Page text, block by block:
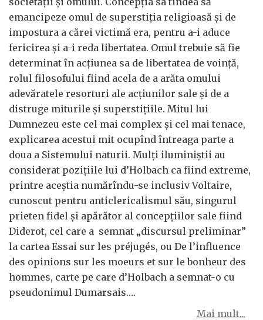
emancipeze omul de superstiția religioasă și de
impostura a cărei victimă era, pentru a-i aduce
fericirea și a-i reda libertatea. Omul trebuie să fie
determinat în acțiunea sa de libertatea de voință,
rolul filosofului fiind acela de a arăta omului
adevăratele resorturi ale acțiunilor sale și de a
distruge miturile și superstițiile. Mitul lui
Dumnezeu este cel mai complex și cel mai tenace,
explicarea acestui mit ocupînd întreaga parte a
doua a Sistemului naturii. Mulți iluminiștii au
considerat pozițiile lui d’Holbach ca fiind extreme,
printre aceștia numărîndu-se inclusiv Voltaire,
cunoscut pentru anticlericalismul său, singurul
prieten fidel și apărător al concepțiilor sale fiind
Diderot, cel care a semnat „discursul preliminar”
la cartea Essai sur les préjugés, ou De l’influence
des opinions sur les moeurs et sur le bonheur des
hommes, carte pe care d’Holbach a semnat-o cu
pseudonimul Dumarsais.…
Mai mult...